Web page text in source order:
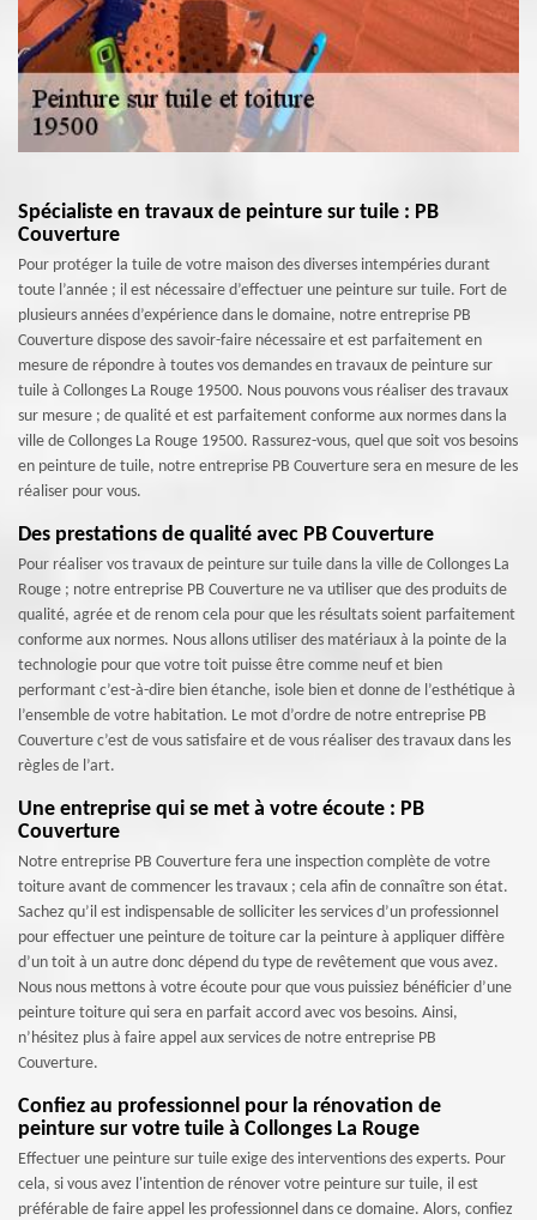
Spécialiste en travaux de peinture sur tuile : PB
Couverture
Pour protéger la tuile de votre maison des diverses intempéries durant
toute l’année ; il est nécessaire d’effectuer une peinture sur tuile. Fort de
plusieurs années d’expérience dans le domaine, notre entreprise PB
Couverture dispose des savoir-faire nécessaire et est parfaitement en
mesure de répondre à toutes vos demandes en travaux de peinture sur
tuile à Collonges La Rouge 19500. Nous pouvons vous réaliser des travaux
sur mesure ; de qualité et est parfaitement conforme aux normes dans la
ville de Collonges La Rouge 19500. Rassurez-vous, quel que soit vos besoins
en peinture de tuile, notre entreprise PB Couverture sera en mesure de les
réaliser pour vous.
Des prestations de qualité avec PB Couverture
Pour réaliser vos travaux de peinture sur tuile dans la ville de Collonges La
Rouge ; notre entreprise PB Couverture ne va utiliser que des produits de
qualité, agrée et de renom cela pour que les résultats soient parfaitement
conforme aux normes. Nous allons utiliser des matériaux à la pointe de la
technologie pour que votre toit puisse être comme neuf et bien
performant c’est-à-dire bien étanche, isole bien et donne de l’esthétique à
l’ensemble de votre habitation. Le mot d’ordre de notre entreprise PB
Couverture c’est de vous satisfaire et de vous réaliser des travaux dans les
règles de l’art.
Une entreprise qui se met à votre écoute : PB
Couverture
Notre entreprise PB Couverture fera une inspection complète de votre
toiture avant de commencer les travaux ; cela afin de connaître son état.
Sachez qu’il est indispensable de solliciter les services d’un professionnel
pour effectuer une peinture de toiture car la peinture à appliquer diffère
d’un toit à un autre donc dépend du type de revêtement que vous avez.
Nous nous mettons à votre écoute pour que vous puissiez bénéficier d’une
peinture toiture qui sera en parfait accord avec vos besoins. Ainsi,
n’hésitez plus à faire appel aux services de notre entreprise PB
Couverture.
Confiez au professionnel pour la rénovation de
peinture sur votre tuile à Collonges La Rouge
Effectuer une peinture sur tuile exige des interventions des experts. Pour
cela, si vous avez l'intention de rénover votre peinture sur tuile, il est
préférable de faire appel les professionnel dans ce domaine. Alors, confiez